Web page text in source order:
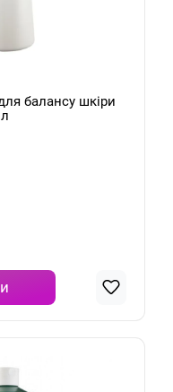
балансу шкіри